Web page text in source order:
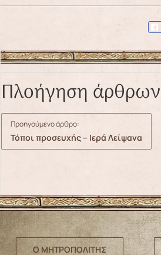
Πλοήγηση άρθρων
Προηγούμενο άρθρο:
Τόποι προσευχής – Ιερά Λείψανα
Ο ΜΗΤΡΟΠΟΛΙΤΗΣ